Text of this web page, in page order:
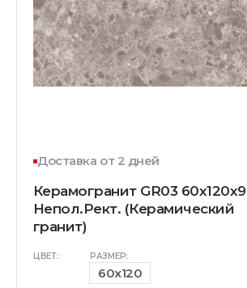
Доставка от 2 дней
Керамогранит GR03 60x120x9
Непол.Рект. (Керамический
гранит)
ЦВЕТ: РАЗМЕР:
60x120